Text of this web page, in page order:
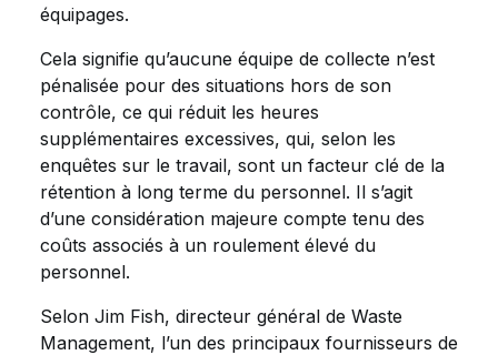
équipages.
Cela signifie qu’aucune équipe de collecte n’est
pénalisée pour des situations hors de son
contrôle, ce qui réduit les heures
supplémentaires excessives, qui, selon les
enquêtes sur le travail, sont un facteur clé de la
rétention à long terme du personnel. Il s’agit
d’une considération majeure compte tenu des
coûts associés à un roulement élevé du
personnel.
Selon Jim Fish, directeur général de Waste
Management, l’un des principaux fournisseurs de